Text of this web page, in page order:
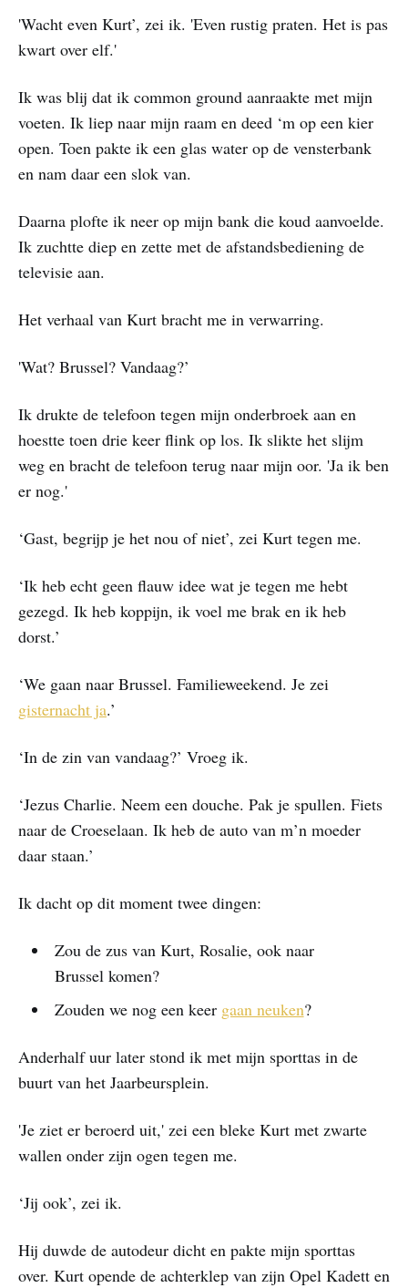
'Wacht even Kurt’, zei ik. 'Even rustig praten. Het is pas
kwart over elf.'
Ik was blij dat ik common ground aanraakte met mijn
voeten. Ik liep naar mijn raam en deed ‘m op een kier
open. Toen pakte ik een glas water op de vensterbank
en nam daar een slok van.
Daarna plofte ik neer op mijn bank die koud aanvoelde.
Ik zuchtte diep en zette met de afstandsbediening de
televisie aan.
Het verhaal van Kurt bracht me in verwarring.
'Wat? Brussel? Vandaag?’
Ik drukte de telefoon tegen mijn onderbroek aan en
hoestte toen drie keer flink op los. Ik slikte het slijm
weg en bracht de telefoon terug naar mijn oor. 'Ja ik ben
er nog.'
‘Gast, begrijp je het nou of niet’, zei Kurt tegen me.
‘Ik heb echt geen flauw idee wat je tegen me hebt
gezegd. Ik heb koppijn, ik voel me brak en ik heb
dorst.’
‘We gaan naar Brussel. Familieweekend. Je zei
gisternacht ja.’
‘In de zin van vandaag?’ Vroeg ik.
‘Jezus Charlie. Neem een douche. Pak je spullen. Fiets
naar de Croeselaan. Ik heb de auto van m’n moeder
daar staan.’
Ik dacht op dit moment twee dingen:
Zou de zus van Kurt, Rosalie, ook naar
Brussel komen?
Zouden we nog een keer gaan neuken?
Anderhalf uur later stond ik met mijn sporttas in de
buurt van het Jaarbeursplein.
'Je ziet er beroerd uit,' zei een bleke Kurt met zwarte
wallen onder zijn ogen tegen me.
‘Jij ook’, zei ik.
Hij duwde de autodeur dicht en pakte mijn sporttas
over. Kurt opende de achterklep van zijn Opel Kadett en